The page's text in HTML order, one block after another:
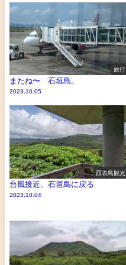
旅行
またね〜 石垣島。
2023.10.05
西表島観光
台風接近、石垣島に戻る
2023.10.04